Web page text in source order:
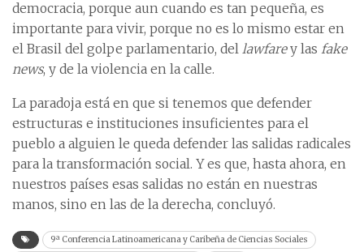
democracia, porque aun cuando es tan pequeña, es
importante para vivir, porque no es lo mismo estar en
el Brasil del golpe parlamentario, del lawfarey las fake
news, y de la violencia en la calle.
La paradoja está en que si tenemos que defender
estructuras e instituciones insuficientes para el
pueblo a alguien le queda defender las salidas radicales
para la transformación social. Y es que, hasta ahora, en
nuestros países esas salidas no están en nuestras
manos, sino en las de la derecha, concluyó.
9ª Conferencia Latinoamericana y Caribeña de Ciencias Sociales